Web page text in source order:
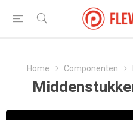
Home Componenten